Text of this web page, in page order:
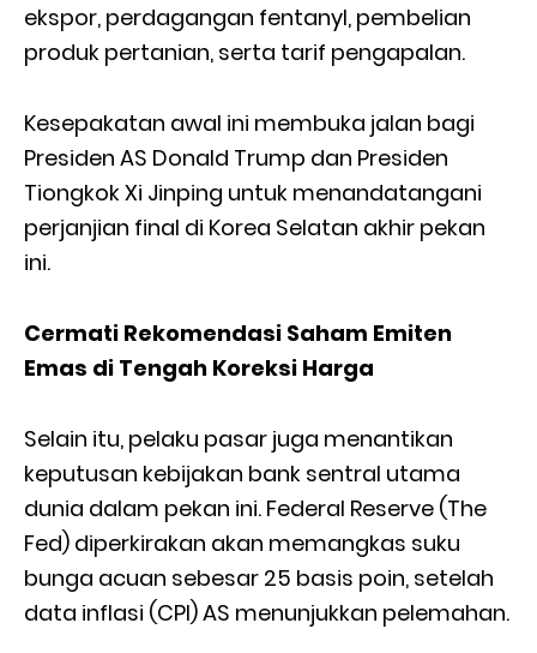
ekspor, perdagangan fentanyl, pembelian
produk pertanian, serta tarif pengapalan.
Kesepakatan awal ini membuka jalan bagi
Presiden AS Donald Trump dan Presiden
Tiongkok Xi Jinping untuk menandatangani
perjanjian final di Korea Selatan akhir pekan
ini.
Cermati Rekomendasi Saham Emiten
Emas di Tengah Koreksi Harga
Selain itu, pelaku pasar juga menantikan
keputusan kebijakan bank sentral utama
dunia dalam pekan ini. Federal Reserve (The
Fed) diperkirakan akan memangkas suku
bunga acuan sebesar 25 basis poin, setelah
data inflasi (CPI) AS menunjukkan pelemahan.